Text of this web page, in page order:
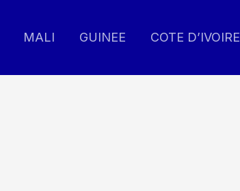
MALI GUINEE COTE D’IVOIRE